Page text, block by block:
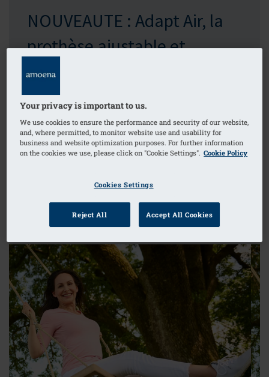
NOUVEAUTE : Adapt Air, la
prothèse ajustable et
personnalisable pour vous !
La solution à la hauteur de vos exigences. La
prothèse mammaire
Adapt Air épousera
parfaitement votre corps grâce à sa technologie
intégrée.Un ajustement parfait chaque jour,
RETROUVEZ-LA
Your privacy is important to us.
We use cookies to ensure the performance and security of our website,
and, where permitted, to monitor website use and usability for
business and website optimization purposes. For further information
on the cookies we use, please click on "Cookie Settings". Cookie Policy
Cookies Settings
Reject All Accept All Cookies